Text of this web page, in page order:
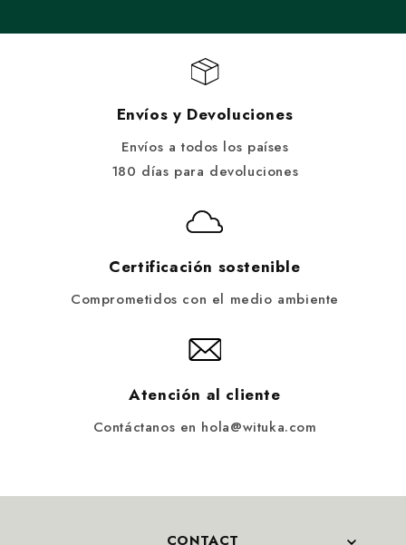
Envíos y Devoluciones
Envíos a todos los países
180 días para devoluciones
Certificación sostenible
Comprometidos con el medio ambiente
Atención al cliente
Contáctanos en hola@wituka.com
CONTACT